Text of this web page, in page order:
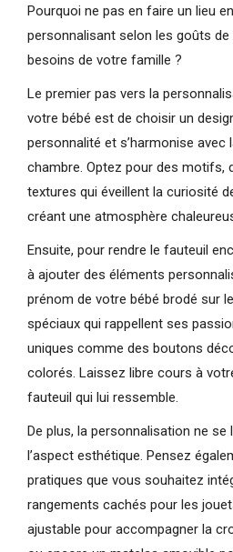
Pourquoi ne pas en faire un lieu
personnalisant selon les goûts
besoins de votre famille ?
Le premier pas vers la
votre bébé est de choisir un
personnalité et s’harmonise avec
chambre. Optez pour des motifs,
textures qui éveillent la curiosité
créant une atmosphère
Ensuite, pour rendre le fauteuil
à ajouter des éléments
prénom de votre bébé brodé sur
spéciaux qui rappellent ses
uniques comme des boutons
colorés. Laissez libre cours à
fauteuil qui lui ressemble.
De plus, la personnalisation ne
l’aspect esthétique. Pensez
pratiques que vous souhaitez
rangements cachés pour les
ajustable pour accompagner la